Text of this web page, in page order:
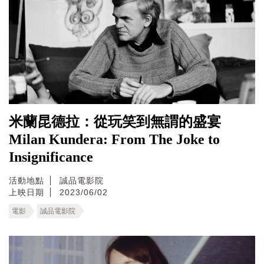
米蘭昆德拉：從玩笑到無謂的盛宴
Milan Kundera: From The Joke to
Insignificance
活動地點
誠品電影院
上映日期
2023/06/02
電影 誠品電影院